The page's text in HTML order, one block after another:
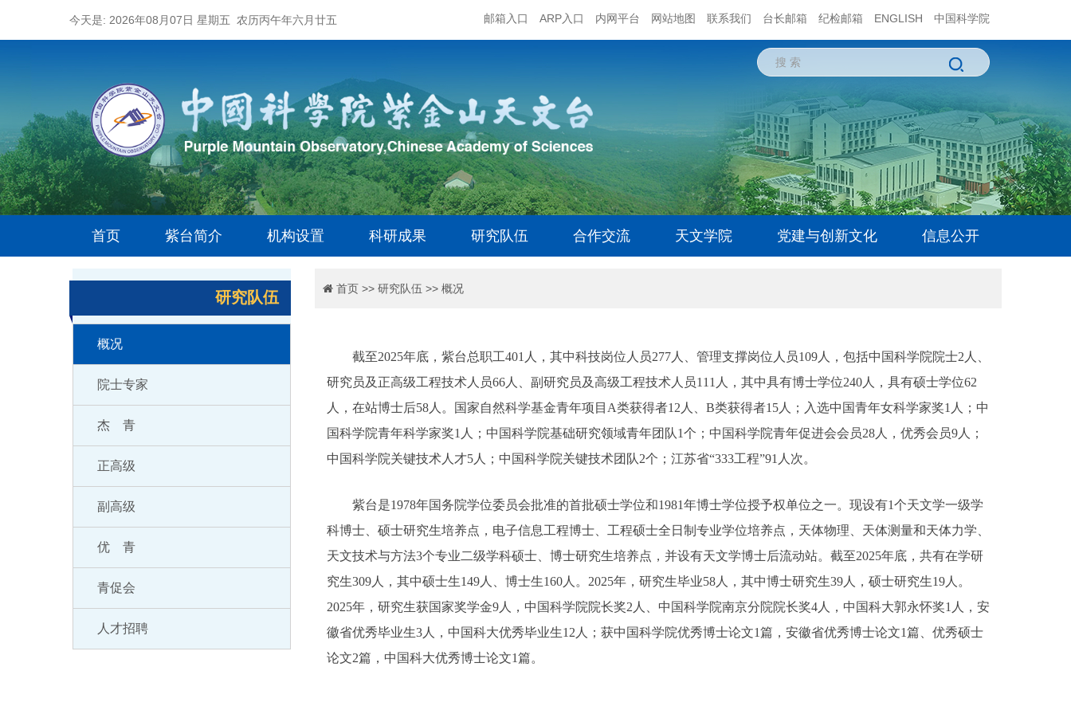
今天是: 2026年08月07日 星期五 农历丙午年六月廿五 邮箱入口 ARP入口 内网平台 网站地图 联系我们 台长邮箱 纪检邮箱 ENGLISH 中国科学院
首页 紫台简介 机构设置 科研成果 研究队伍 合作交流 天文学院 党建与创新文化 信息公开
研究队伍
概况
院士专家
杰 青
正高级
副高级
优 青
青促会
人才招聘
首页>> 研究队伍 >> 概况
截至2025年底，紫台总职工401人，其中科技岗位人员277人、管理支撑岗位人员109人，包括中国科学院院士2人、
研究员及正高级工程技术人员66人、副研究员及高级工程技术人员111人，其中具有博士学位240人，具有硕士学位62
人，在站博士后58人。国家自然科学基金青年项目A类获得者12人、B类获得者15人；入选中国青年女科学家奖1人；中
国科学院青年科学家奖1人；中国科学院基础研究领域青年团队1个；中国科学院青年促进会会员28人，优秀会员9人；
中国科学院关键技术人才5人；中国科学院关键技术团队2个；江苏省“333工程”91人次。
紫台是1978年国务院学位委员会批准的首批硕士学位和1981年博士学位授予权单位之一。现设有1个天文学一级学
科博士、硕士研究生培养点，电子信息工程博士、工程硕士全日制专业学位培养点，天体物理、天体测量和天体力学、
天文技术与方法3个专业二级学科硕士、博士研究生培养点，并设有天文学博士后流动站。截至2025年底，共有在学研
究生309人，其中硕士生149人、博士生160人。2025年，研究生毕业58人，其中博士研究生39人，硕士研究生19人。
2025年，研究生获国家奖学金9人，中国科学院院长奖2人、中国科学院南京分院院长奖4人，中国科大郭永怀奖1人，安
徽省优秀毕业生3人，中国科大优秀毕业生12人；获中国科学院优秀博士论文1篇，安徽省优秀博士论文1篇、优秀硕士
论文2篇，中国科大优秀博士论文1篇。